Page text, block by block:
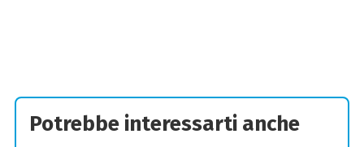
Potrebbe interessarti anche